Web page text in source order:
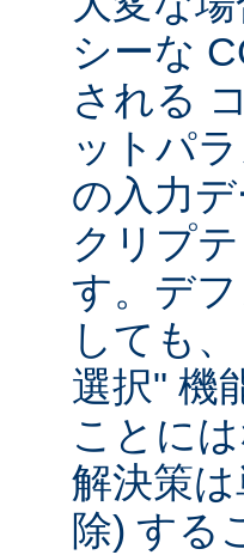
シーな
される
ットパ
の入力
クリプ
す。デ
しても
選択" 機
ことに
解決策
除) する